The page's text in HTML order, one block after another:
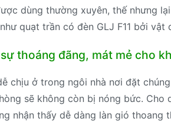
dùng thường xuyên, thế nhưng
quạt trần có đèn GLJ F11 bởi vật
thoáng đãng, mát mẻ cho
chịu ở trong ngôi nhà nơi đặt
sẽ không còn bị nóng bức. Cho
nhận thấy dễ dàng làn gió thoang